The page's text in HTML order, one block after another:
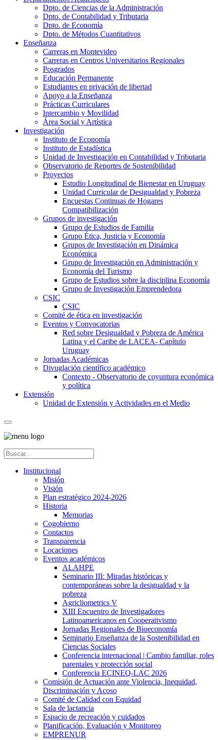
Dpto. de Ciencias de la Administración
Dpto. de Contabilidad y Tributaria
Dpto. de Economía
Dpto. de Métodos Cuantitativos
Enseñanza
Carreras en Montevideo
Carreras en Centros Universitarios Regionales
Posgrados
Educación Permanente
Estudiantes en privación de libertad
Apoyo a la Enseñanza
Prácticas Curriculares
Intercambio y Movilidad
Área Social y Artística
Investigación
Instituto de Economía
Instituto de Estadística
Unidad de Investigación en Contabilidad y Tributaria
Observatorio de Reportes de Sostenibilidad
Proyectos
Estudio Longitudinal de Bienestar en Uruguay
Unidad Curricular de Desigualdad y Pobreza
Encuestas Continuas de Hogares
Compatibilización
Grupos de investigación
Grupo de Estudios de Familia
Grupo Ética, Justicia y Economía
Grupos de Investigación en Dinámica
Económica
Grupo de Investigación en Administración y
Economía del Turismo
Grupo de Estudios sobre la disciplina Economía
Grupo de Investigación Emprendedora
CSIC
CSIC
Comité de ética en investigación
Eventos y Convocatorias
Red sobre Desigualdad y Pobreza de América
Latina y el Caribe de LACEA- Capítulo
Uruguay
Jornadas Académicas
Divuglación científico académico
Contexto - Observatorio de coyuntura económica
y política
Extensión
Unidad de Extensión y Actividades en el Medio
Institucional
Misión
Visión
Plan estratégico 2024-2026
Historia
Memorias
Cogobierno
Contactos
Transparencia
Locaciones
Eventos académicos
ALAHPE
Seminario III: Miradas históricas y
contemporáneas sobre la desigualdad y la
pobreza
Agricliometrics V
XIII Encuentro de Investigadores
Latinoamericanos en Cooperativismo
Jornadas Regionales de Bioeconomía
Seminario Enseñanza de la Sostenibilidad en
Ciencias Sociales
Conferencia internacional | Cambio familiar, roles
parentales y protección social
Conferencia ECINEQ-LAC 2026
Comisión de Actuación ante Violencia, Inequidad,
Discriminación y Acoso
Comité de Calidad con Equidad
Sala de lactancia
Espacio de recreación y cuidados
Planificación, Evaluación y Monitoreo
EMPRENUR